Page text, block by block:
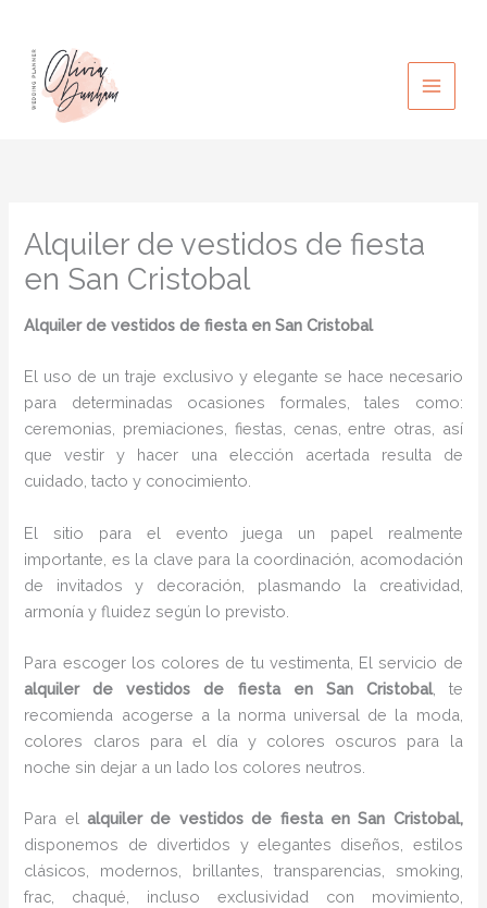
contenido
Alquiler de vestidos de fiesta
en San Cristobal
Alquiler de vestidos de fiesta en San Cristobal
El uso de un traje exclusivo y elegante se hace necesario
para determinadas ocasiones formales, tales como:
ceremonias, premiaciones, fiestas, cenas, entre otras, así
que vestir y hacer una elección acertada resulta de
cuidado, tacto y conocimiento.
El sitio para el evento juega un papel realmente
importante, es la clave para la coordinación, acomodación
de invitados y decoración, plasmando la creatividad,
armonía y fluidez según lo previsto.
Para escoger los colores de tu vestimenta, El servicio de
alquiler de vestidos de fiesta en San Cristobal, te
recomienda acogerse a la norma universal de la moda,
colores claros para el día y colores oscuros para la
noche sin dejar a un lado los colores neutros.
Para elalquiler de vestidos de fiesta en San Cristobal,
disponemos de divertidos y elegantes diseños, estilos
clásicos, modernos, brillantes, transparencias, smoking,
frac, chaqué, incluso exclusividad con movimiento,